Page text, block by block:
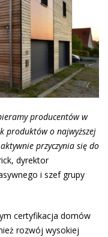
producentów w
produktów o najwyższej
przyczynia się do
dyrektor
i szef grupy
certyfikacja domów
rozwój wysokiej